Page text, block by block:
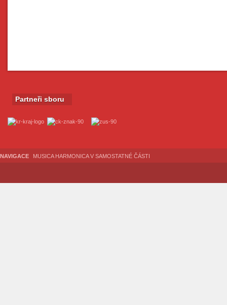
Partneři sboru
NAVIGACE MUSICA HARMONICA V SAMOSTATNÉ ČÁSTI